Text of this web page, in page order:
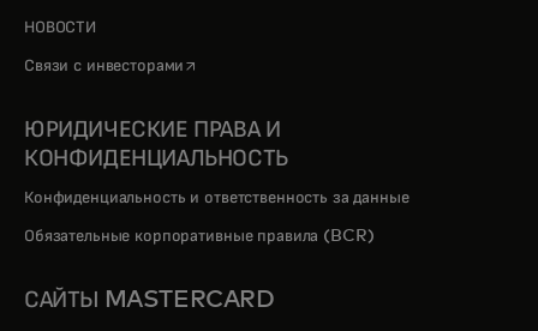
НОВОСТИ
Связи с инвесторами opens in a new tab
ЮРИДИЧЕСКИЕ ПРАВА И
КОНФИДЕНЦИАЛЬНОСТЬ
Конфиденциальность и ответственность за данные
Обязательные корпоративные правила (BCR)
САЙТЫ MASTERCARD